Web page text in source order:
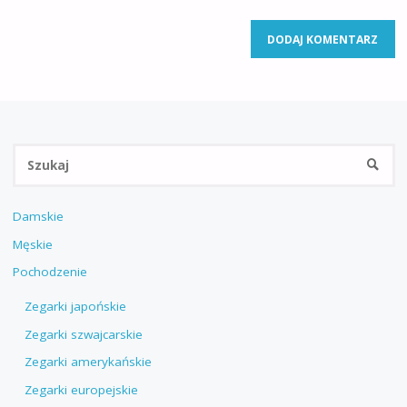
Damskie
Męskie
Pochodzenie
Zegarki japońskie
Zegarki szwajcarskie
Zegarki amerykańskie
Zegarki europejskie